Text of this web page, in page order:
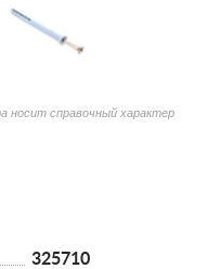
носит справочный характер
325710